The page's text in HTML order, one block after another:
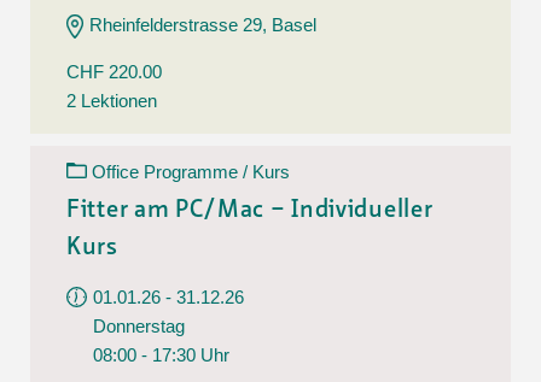
Rheinfelderstrasse 29, Basel
CHF 220.00
2 Lektionen
Office Programme / Kurs
Fitter am PC/Mac – Individueller
Kurs
01.01.26 - 31.12.26
Donnerstag
08:00 - 17:30 Uhr